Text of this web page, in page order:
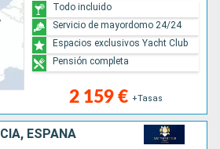
2 159 € +Tasas
Todo incluido
Servicio de mayordomo 24/24
Espacios exclusivos Yacht Club
Pensión completa
ESPAÑA